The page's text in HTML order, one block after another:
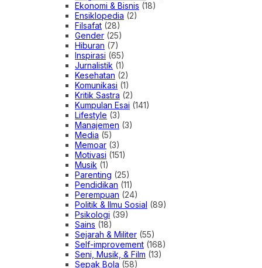
Ekonomi & Bisnis (18)
Ensiklopedia (2)
Filsafat (28)
Gender (25)
Hiburan (7)
Inspirasi (65)
Jurnalistik (1)
Kesehatan (2)
Komunikasi (1)
Kritik Sastra (2)
Kumpulan Esai (141)
Lifestyle (3)
Manajemen (3)
Media (5)
Memoar (3)
Motivasi (151)
Musik (1)
Parenting (25)
Pendidikan (11)
Perempuan (24)
Politik & Ilmu Sosial (89)
Psikologi (39)
Sains (18)
Sejarah & Militer (55)
Self-improvement (168)
Seni, Musik, & Film (13)
Sepak Bola (58)